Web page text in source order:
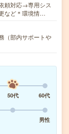
頼対応→専用シス
など＊環境情…
（部内サポートや
50代
60代
男性